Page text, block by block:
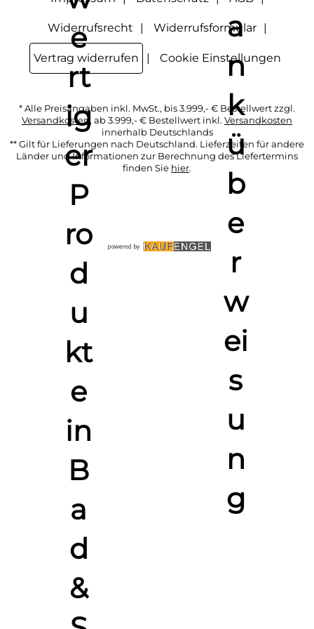
Widerrufsrecht Widerrufsformular
Vertrag widerrufen Cookie Einstellungen
* Alle Preisangaben inkl. MwSt., bis 3.999,- € Bestellwert zzgl.
Versandkosten , ab 3.999,- € Bestellwert inkl. Versandkosten
innerhalb Deutschlands
** Gilt für Lieferungen nach Deutschland. Lieferzeiten für andere
Länder und Informationen zur Berechnung des Liefertermins
finden Sie hier.